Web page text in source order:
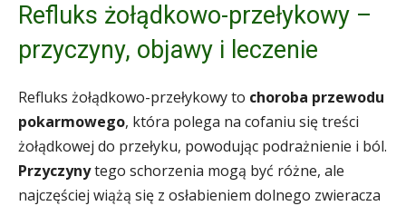
Refluks żołądkowo-przełykowy –
przyczyny, objawy i leczenie
Refluks żołądkowo-przełykowy to choroba przewodu
pokarmowego, która polega na cofaniu się treści
żołądkowej do przełyku, powodując podrażnienie i ból.
Przyczynytego schorzenia mogą być różne, ale
najczęściej wiążą się z osłabieniem dolnego zwieracza